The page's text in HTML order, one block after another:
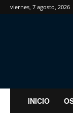
viernes, 7 agosto, 2026
INICIO